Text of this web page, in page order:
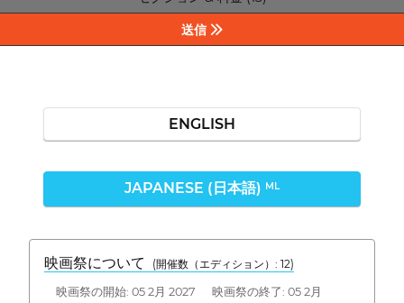
送信
ENGLISH
JAPANESE (日本語) ML
映画祭について (開催数（エディション）: 12)
映画祭の開始: 05 2月 2027 映画祭の終了: 05 2月